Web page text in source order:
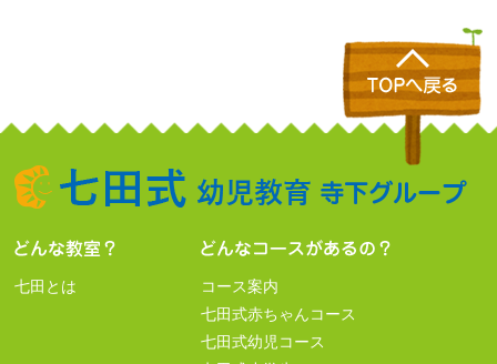
七田とは
コース案内
七田式赤ちゃんコース
七田式幼児コース